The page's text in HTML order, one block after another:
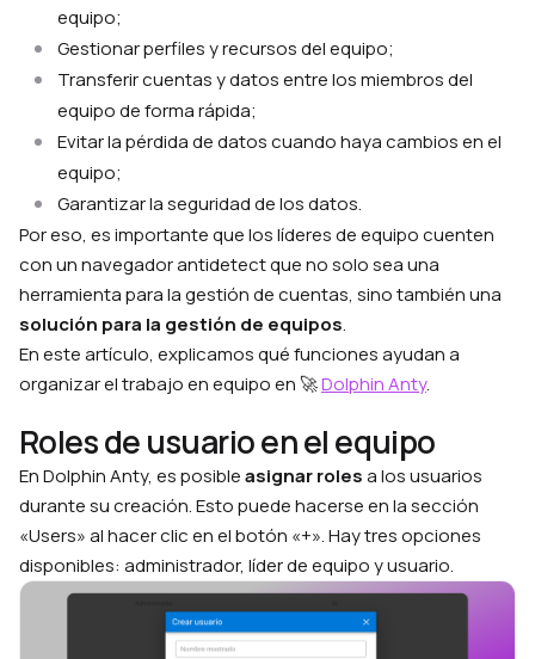
equipo;
Gestionar perfiles y recursos del equipo;
Transferir cuentas y datos entre los miembros del
equipo de forma rápida;
Evitar la pérdida de datos cuando haya cambios en el
equipo;
Garantizar la seguridad de los datos.
Por eso, es importante que los líderes de equipo cuenten
con un navegador antidetect que no solo sea una
herramienta para la gestión de cuentas, sino también una
solución para la gestión de equipos.
En este artículo, explicamos qué funciones ayudan a
organizar el trabajo en equipo en 🚀Dolphin Anty.
Roles de usuario en el equipo
En Dolphin Anty, es posibleasignar rolesa los usuarios
durante su creación. Esto puede hacerse en la sección
«Users» al hacer clic en el botón «+». Hay tres opciones
disponibles: administrador, líder de equipo y usuario.